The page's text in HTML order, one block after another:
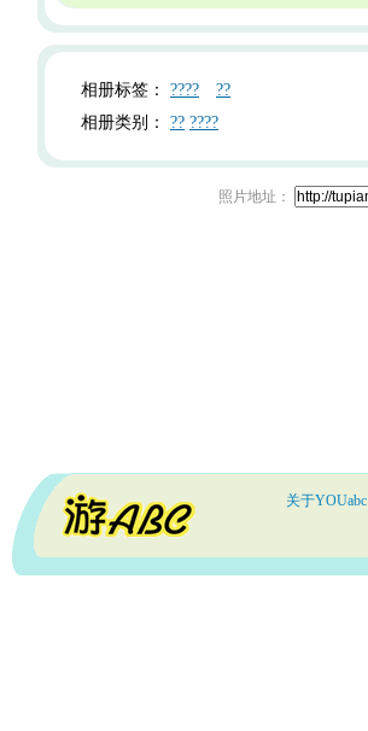
相册标签： ????
??
相册类别： ?? ????
照片地址：
关于YOUabc